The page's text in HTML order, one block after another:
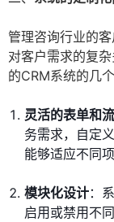
管理咨询行业的
对客户需求的复
的CRM系统的几个
灵活的表单和
务需求，自定
能够适应不同
模块化设计：
启用或禁用不